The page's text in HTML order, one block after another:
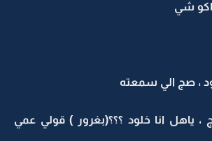
شي
، صج الي سمعته
، ياهل انا خلود ؟؟؟(بغرور ) قولي عمي